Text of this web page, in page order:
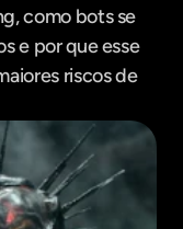
como bots se
e por que esse
riscos de